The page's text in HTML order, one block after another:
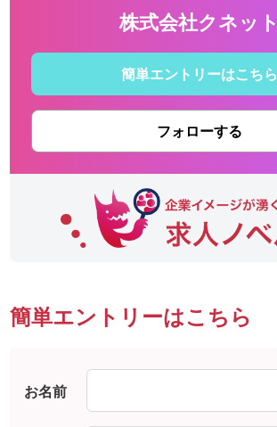
株式会社クネット
簡単エントリーはこちら
フォローする
簡単エントリーはこちら
お名前